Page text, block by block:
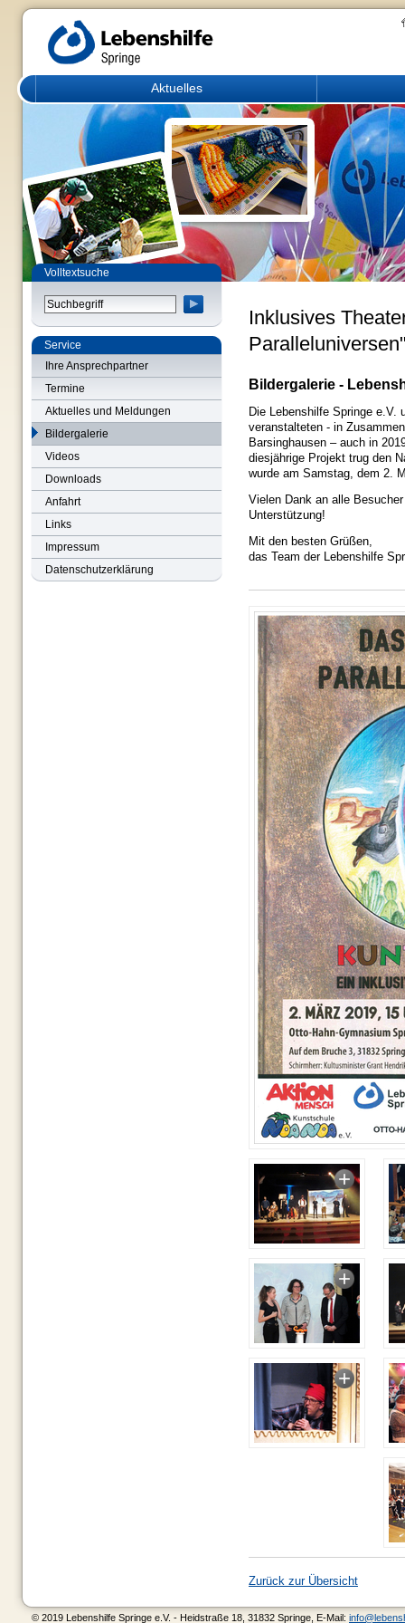
Aktuelles
Volltextsuche
Service
Ihre Ansprechpartner
Termine
Aktuelles und Meldungen
Bildergalerie
Videos
Downloads
Anfahrt
Links
Impressum
Datenschutzerklärung
Inklusives
Bildergalerie -
Die Lebenshilfe Springe e.V.
veranstalteten - in
Barsinghausen – auch in
diesjährige Projekt trug den
wurde am Samstag, dem 2.
Vielen Dank an alle
Unterstützung!
Mit den besten Grüßen,
das Team der Lebenshilfe
Zurück zur Übersicht
© 2019 Lebenshilfe Springe e.V. - Heidstraße 18, 31832 Springe, E-Mail: